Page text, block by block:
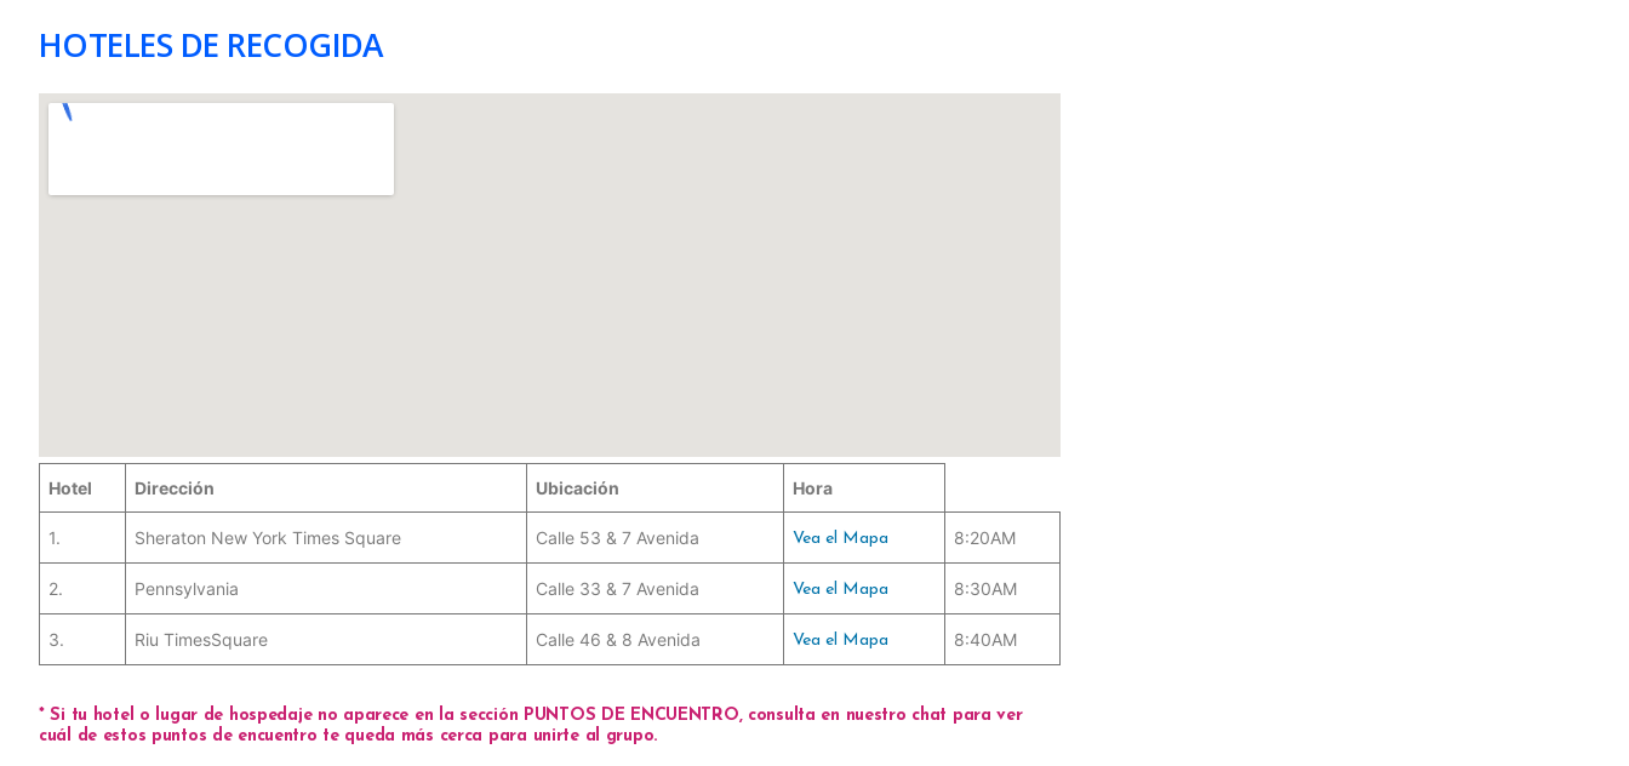
HOTELES DE RECOGIDA
Hotel Dirección Ubicación Hora
1. Sheraton New York Times Square Calle 53 & 7 Avenida Vea el Mapa 8:20AM
2. Pennsylvania Calle 33 & 7 Avenida Vea el Mapa 8:30AM
3. Riu TimesSquare Calle 46 & 8 Avenida Vea el Mapa 8:40AM
*Si tu hotel o lugar de hospedaje no aparece en la sección PUNTOS DE ENCUENTRO, consulta en nuestro chat para ver
cuál de estos puntos de encuentro te queda más cerca para unirte al grupo.